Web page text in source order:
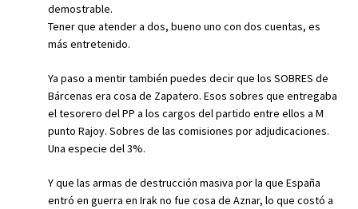
demostrable.
Tener que atender a dos, bueno uno con dos cuentas, es
más entretenido.
Ya paso a mentir también puedes decir que los SOBRES de
Bárcenas era cosa de Zapatero. Esos sobres que entregaba
el tesorero del PP a los cargos del partido entre ellos a M
punto Rajoy. Sobres de las comisiones por adjudicaciones.
Una especie del 3%.
Y que las armas de destrucción masiva por la que España
entró en guerra en Irak no fue cosa de Aznar, lo que costó a